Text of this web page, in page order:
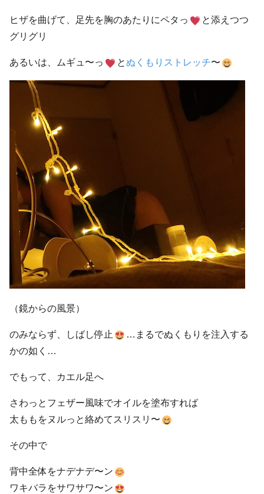
ヒザを曲げて、足先を胸のあたりにペタっ
と添えつつ
グリグリ
あるいは、ムギュ〜っ と ぬくもりストレッチ〜
（鏡からの風景）
のみならず、しばし停止
…まるでぬくもりを注入する
かの如く…
でもって、カエル足へ
さわっとフェザー風味でオイルを塗布すれば
太ももをヌルっと絡めてスリスリ〜
その中で
背中全体をナデナデ〜ン
ワキバラをサワサワ〜ン